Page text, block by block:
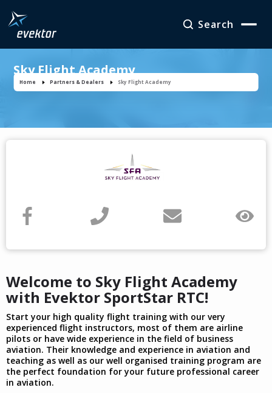
Search
Sky Flight Academy
Home Partners & Dealers Sky Flight Academy
Welcome to Sky Flight Academy
with Evektor SportStar RTC!
Start your high quality flight training with our very
experienced flight instructors, most of them are airline
pilots or have wide experience in the field of business
aviation. Their knowledge and experience in aviation and
teaching as well as our well organised training program are
the perfect foundation for your future professional career
in aviation.